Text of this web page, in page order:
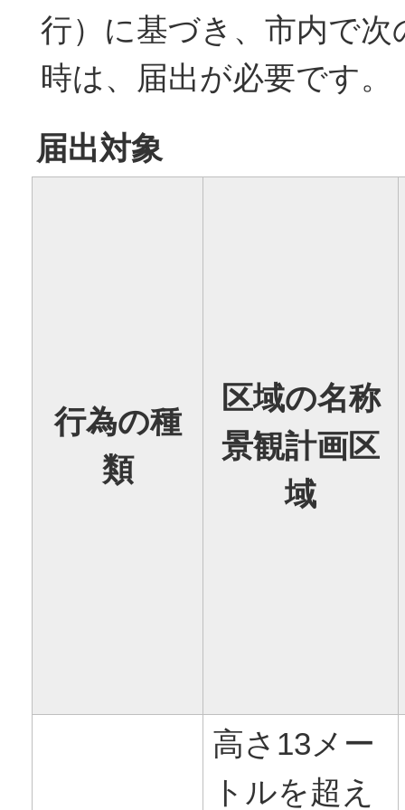
行）に基づき、市内で次
時は、届出が必要です。
届出対象
行為の種
類
区域の名称
景観計画区
域
高さ13メー
トルを超え